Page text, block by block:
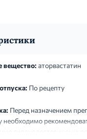
вещество: аторвастатин
По рецепту
Перед назначением
необходимо